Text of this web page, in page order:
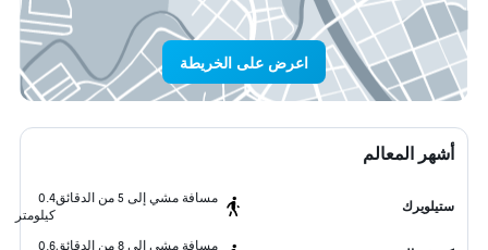
اعرض على الخريطة
أشهر المعالم
ستيلويرك
مسافة مشي إلى 5 من الدقائق
0.4
كيلومتر
مسافة مشي إلى 8 من الدقائق
0.6